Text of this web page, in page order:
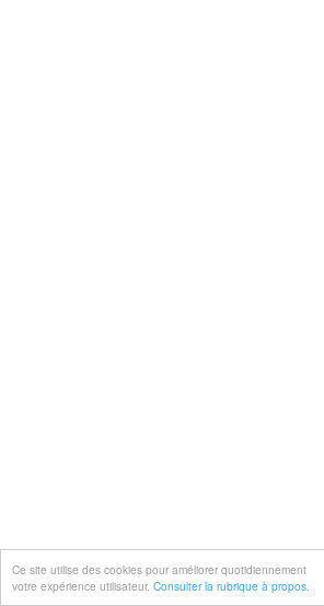
Ce site utilise des cookies pour améliorer quotidiennement
votre expérience utilisateur. Consulter la rubrique à propos.